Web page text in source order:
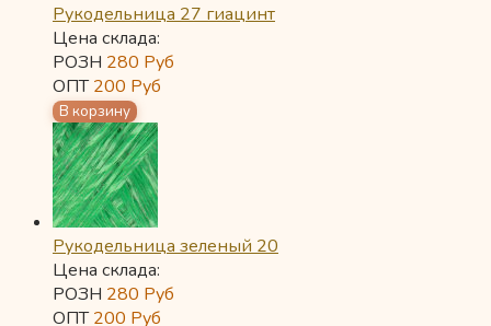
Рукодельница 27 гиацинт
Цена склада:
РОЗН 280 Руб
ОПТ200 Руб
Рукодельница зеленый 20
Цена склада:
РОЗН 280 Руб
ОПТ200 Руб